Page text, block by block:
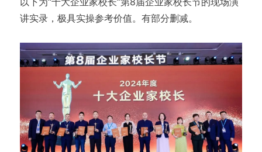
讲实录，极具实操参考价值。有部分删减。